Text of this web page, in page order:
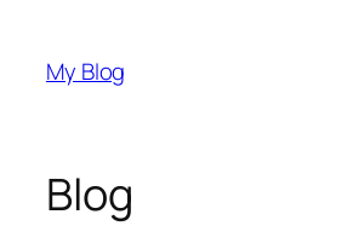
contenido
My Blog
Blog